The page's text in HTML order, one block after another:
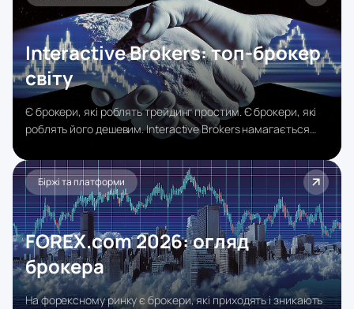
клас задач з відповідним рівнем інструментів і виконання.
Interactive Brokers: топ‑брокер
світу
Є брокери, які роблять трейдинг простим. Є брокери, які
роблять його дешевим. Interactive Brokers намагається
за умови, що клієнт готовий витратити час на освоєння
платформи.
Біржі та платформи
FOREX.com 2026: огляд
брокера
На форексному ринку є брокери, які приходять і зникають